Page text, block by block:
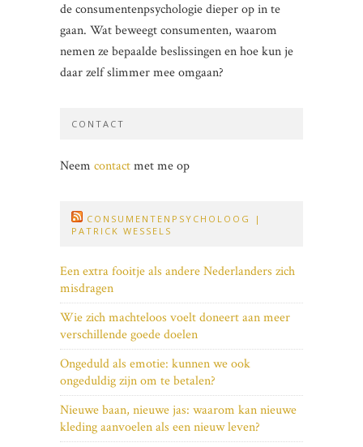
de consumentenpsychologie dieper op in te
gaan. Wat beweegt consumenten, waarom
nemen ze bepaalde beslissingen en hoe kun je
daar zelf slimmer mee omgaan?
CONTACT
Neem contactmet me op
CONSUMENTENPSYCHOLOOG |
PATRICK WESSELS
Een extra fooitje als andere Nederlanders zich
misdragen
Wie zich machteloos voelt doneert aan meer
verschillende goede doelen
Ongeduld als emotie: kunnen we ook
ongeduldig zijn om te betalen?
Nieuwe baan, nieuwe jas: waarom kan nieuwe
kleding aanvoelen als een nieuw leven?